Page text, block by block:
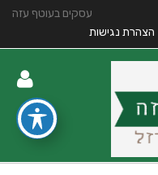
עסקים בעוטף עזה
הצהרת נגישות